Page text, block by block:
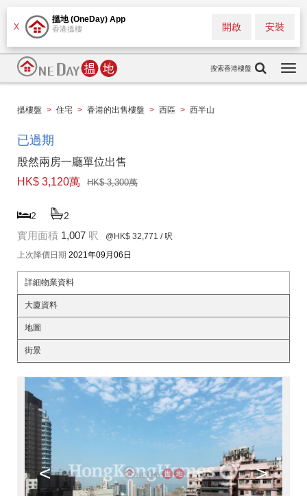
X
搵地 (OneDay) App
香港搵樓 安裝
開啟
搜索香港樓盤
搵樓盤 > 住宅 > 香港的出售樓盤 > 西區 > 西半山
已過期
殷然兩房一廳單位出售
HK$ 3,120萬
HK$ 3,300萬
2 2
實用面積 1,007 呎 @HK$ 32,771 / 呎
上次降價日期 2021年09月06日
詳細物業資料
大廈資料
地圖
街景
< >